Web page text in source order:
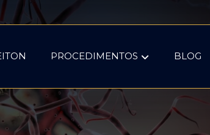
PROCEDIMENTOS BLOG